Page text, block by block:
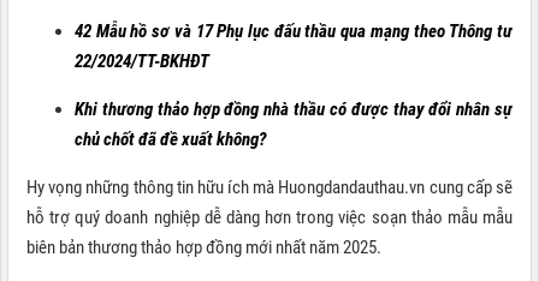
42 Mẫu hồ sơ và 17 Phụ lục đấu thầu qua mạng theo Thông tư
22/2024/TT-BKHĐT
Khi thương thảo hợp đồng nhà thầu có được thay đổi nhân sự
chủ chốt đã đề xuất không?
Hy vọng những thông tin hữu ích mà Huongdandauthau.vn cung cấp sẽ
hỗ trợ quý doanh nghiệp dễ dàng hơn trong việc soạn thảo mẫu mẫu
biên bản thương thảo hợp đồng mới nhất năm 2025.